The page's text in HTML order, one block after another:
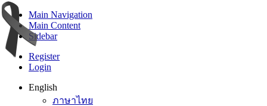
Main Navigation
Main Content
Sidebar
Register
Login
English
ภาษาไทย